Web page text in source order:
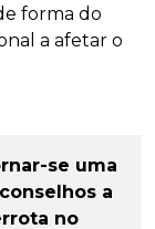
forma do
a afetar o
se uma
a
no